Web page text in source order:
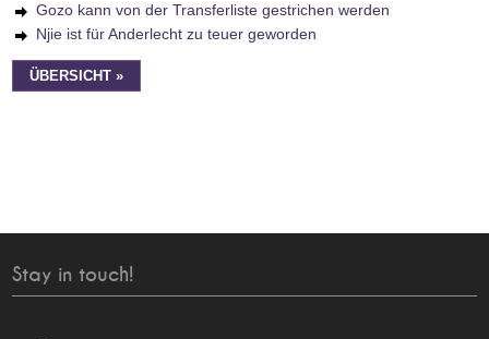
Gozo kann von der Transferliste gestrichen werden
Njie ist für Anderlecht zu teuer geworden
ÜBERSICHT »
Stay in touch!